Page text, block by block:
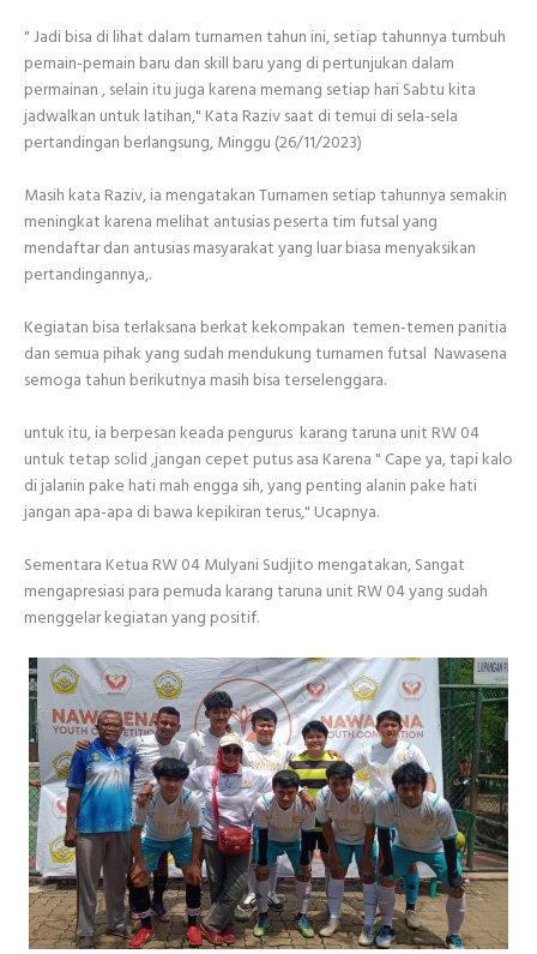
" Jadi bisa di lihat dalam turnamen tahun ini, setiap tahunnya tumbuh
pemain-pemain baru dan skill baru yang di pertunjukan dalam
permainan , selain itu juga karena memang setiap hari Sabtu kita
jadwalkan untuk latihan," Kata Raziv saat di temui di sela-sela
pertandingan berlangsung, Minggu (26/11/2023)
Masih kata Raziv, ia mengatakan Turnamen setiap tahunnya semakin
meningkat karena melihat antusias peserta tim futsal yang
mendaftar dan antusias masyarakat yang luar biasa menyaksikan
pertandingannya,.
Kegiatan bisa terlaksana berkat kekompakan temen-temen panitia
dan semua pihak yang sudah mendukung turnamen futsal Nawasena
semoga tahun berikutnya masih bisa terselenggara.
untuk itu, ia berpesan keada pengurus karang taruna unit RW 04
untuk tetap solid ,jangan cepet putus asa Karena " Cape ya, tapi kalo
di jalanin pake hati mah engga sih, yang penting alanin pake hati
jangan apa-apa di bawa kepikiran terus," Ucapnya.
Sementara Ketua RW 04 Mulyani Sudjito mengatakan, Sangat
mengapresiasi para pemuda karang taruna unit RW 04 yang sudah
menggelar kegiatan yang positif.